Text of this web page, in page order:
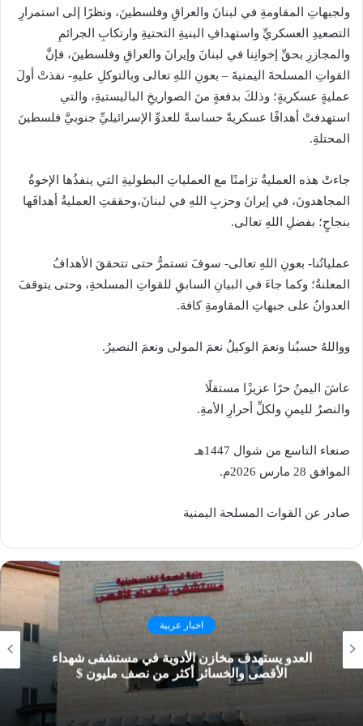
ولجبهاتِ المقاومةِ في لبنانَ والعراقِ وفلسطينَ، ونظرًا إلى استمرارِ
التصعيدِ العسكريِّ واستهدافِ البنيةِ التحتيةِ وارتكابِ الجرائمِ
والمجازرِ بحقِّ إخوانِنا في لبنانَ وإيرانَ والعراقِ وفلسطينَ، فإنَّ
القواتِ المسلحةَ اليمنيةَ – بعونِ اللهِ تعالى وبالتوكلِ عليهِ- نفذتْ أولَ
عمليةٍ عسكريةٍ؛ وذلكَ بدفعةٍ منَ الصواريخِ الباليستيةِ، والتي
استهدفتْ أهدافًا عسكريةً حساسةً للعدوِّ الإسرائيليِّ جنوبيَّ فلسطينَ
المحتلةِ.
جاءتْ هذه العمليةُ تزامنًا مع العملياتِ البطوليةِ التي ينفذُها الإخوةُ
المجاهدونَ، في إيرانَ وحزبِ اللهِ في لبنانَ،وحققتِ العمليةُ أهدافَها
بنجاحٍ؛ بفضلِ اللهِ تعالى.
عملياتُنا- بعونِ اللهِ تعالى- سوفَ تستمرُّ حتى تتحققَ الأهدافُ
المعلنةُ؛ وكما جاءَ في البيانِ السابقِ للقواتِ المسلحةِ، وحتى يتوقفَ
العدوانُ على جبهاتِ المقاومةِ كافة.
وواللهُ حسبُنا ونعمَ الوكيلُ نعمَ المولى ونعمَ النصيرُ.
عاشَ اليمنُ حرًا عزيزًا مستقلًا
والنصرُ لليمنِ ولكلِّ أحرارِ الأمةِ.
صنعاء التاسع من شوال 1447هـ
الموافق 28 مارس 2026م.
صادر عن القوات المسلحة اليمنية
اخبار عربية
العدو يستهدف مخازن الأدوية في مستشفى شهداء
الأقصى والخسائر أكثر من نصف مليون $